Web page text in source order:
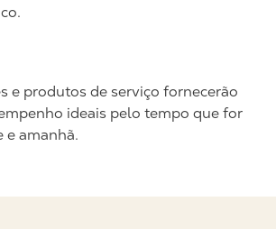
e produtos de serviço fornecerão
ideais pelo tempo que for
e amanhã.